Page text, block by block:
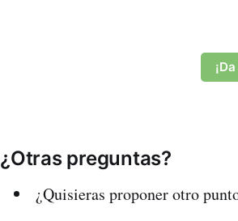
¿Otras preguntas?
¿Quisieras proponer otro